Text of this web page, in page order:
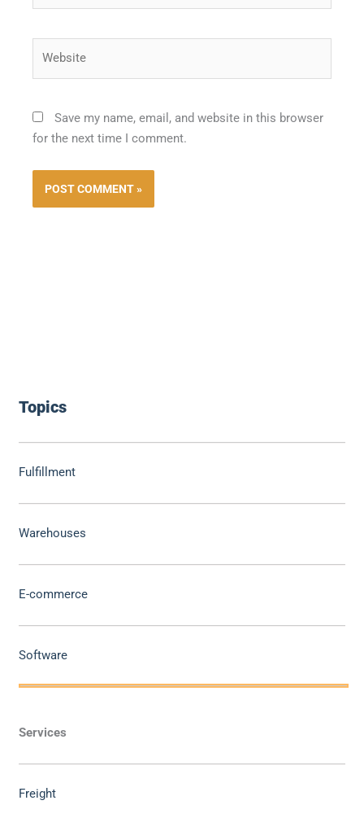
Topics
Fulfillment
Warehouses
E-commerce
Software
Services
Freight
Save my name, email, and website in this browser
for the next time I comment.